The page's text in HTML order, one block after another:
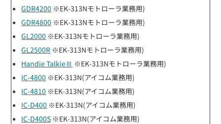
GDR4200 ※EK-313Nモトローラ業務用)
GDR4800 ※EK-313Nモトローラ業務用)
GL2000 ※EK-313Nモトローラ業務用)
GL2500R ※EK-313Nモトローラ業務用)
Handie TalkieⅢ ※EK-313Nモトローラ業務用)
IC-4800 ※EK-313N(アイコム業務用)
IC-4810 ※EK-313N(アイコム業務用)
IC-D400 ※EK-313N(アイコム業務用)
IC-D400S ※EK-313N(アイコム業務用)